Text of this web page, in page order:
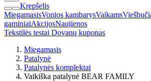
Krepšelis
MiegamasisVonios kambarysVaikams
gaminiaiAkcijosNaujienos
Tekstilės testai Dovanų kuponas
Miegamasis
Patalynė
Patalynės komplektai
Vaikiška patalynė BEAR FAMILY